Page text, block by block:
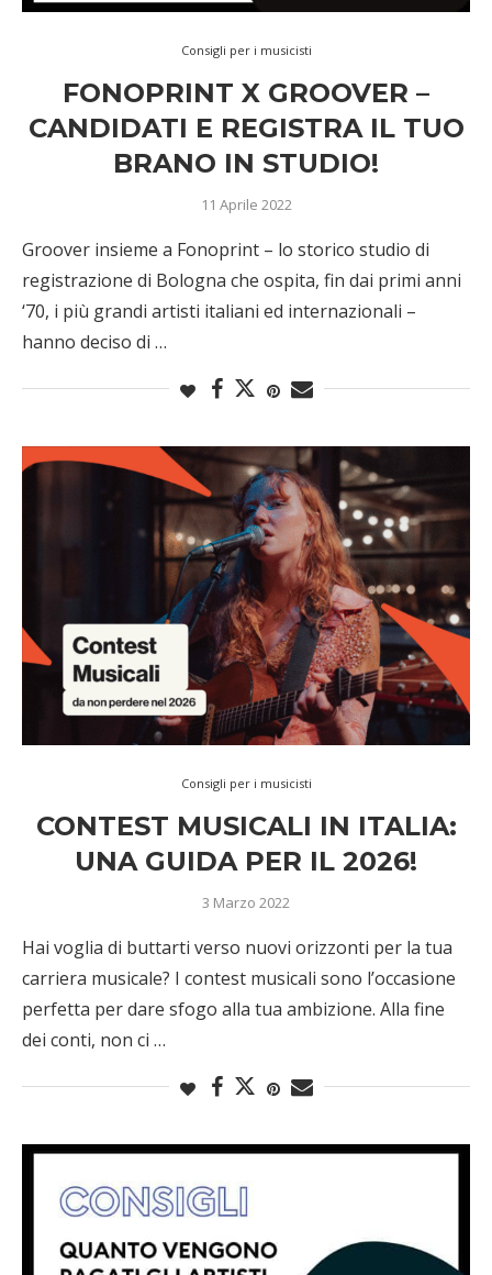
Consigli per i musicisti
FONOPRINT X GROOVER –
CANDIDATI E REGISTRA IL TUO
BRANO IN STUDIO!
11 Aprile 2022
Groover insieme a Fonoprint – lo storico studio di
registrazione di Bologna che ospita, fin dai primi anni
‘70, i più grandi artisti italiani ed internazionali –
hanno deciso di …
Consigli per i musicisti
CONTEST MUSICALI IN ITALIA:
UNA GUIDA PER IL 2026!
3 Marzo 2022
Hai voglia di buttarti verso nuovi orizzonti per la tua
carriera musicale? I contest musicali sono l’occasione
perfetta per dare sfogo alla tua ambizione. Alla fine
dei conti, non ci …